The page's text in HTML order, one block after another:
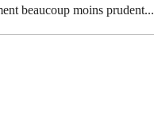
beaucoup moins prudent...